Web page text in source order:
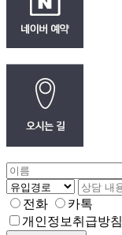
전화
카톡
개인정보취급방침